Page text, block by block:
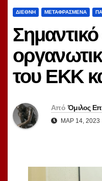
ΔΙΕΘΝΉ ΜΕΤΑΦΡΑΣΜΈΝΑ
του ΕΚΚ
Από Όμιλος
ΜΑΡ 14, 2023